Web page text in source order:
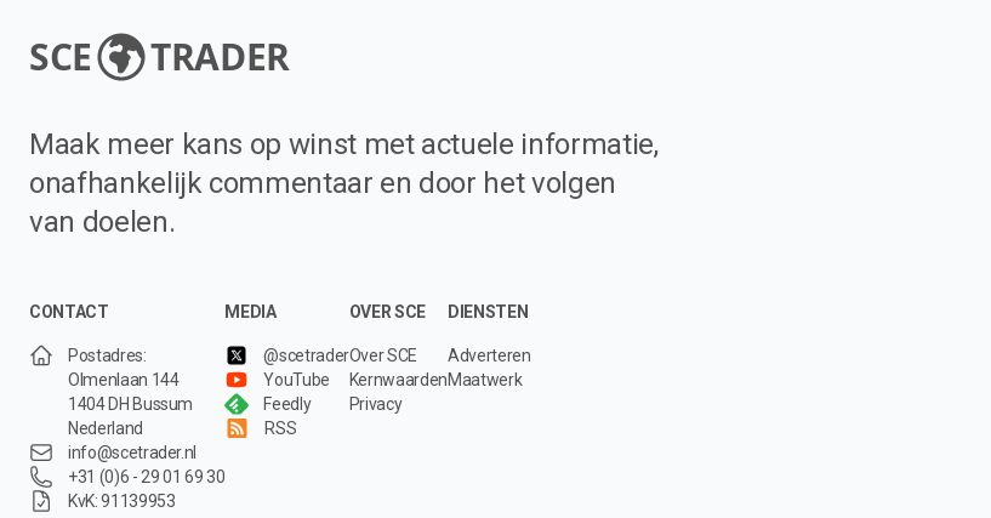
SCE TRADER
Maak meer kans op winst met actuele informatie,
onafhankelijk commentaar en door het volgen
van doelen.
CONTACT
Postadres:
Olmenlaan 144
1404 DH Bussum
Nederland
info@scetrader.nl
+31 (0)6 - 29 01 69 30
KvK: 91139953
MEDIA
@scetrader
YouTube
Feedly
RSS
OVER SCE
Over SCE
Kernwaarden
Privacy
DIENSTEN
Adverteren
Maatwerk